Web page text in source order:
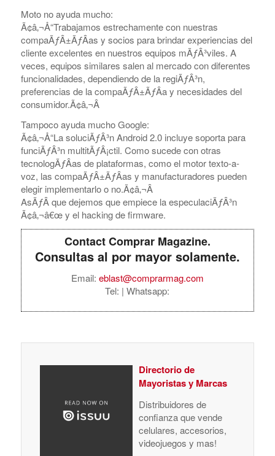
Moto no ayuda mucho:
Ã¢â‚¬Å“Trabajamos estrechamente con nuestras
compaÃƒÂ±ÃƒÂ­as y socios para brindar experiencias del
cliente excelentes en nuestros equipos mÃƒÂ³viles. A
veces, equipos similares salen al mercado con diferentes
funcionalidades, dependiendo de la regiÃƒÂ³n,
preferencias de la compaÃƒÂ±ÃƒÂ­a y necesidades del
consumidor.Ã¢â‚¬Â
Tampoco ayuda mucho Google:
Ã¢â‚¬Å“La soluciÃƒÂ³n Android 2.0 incluye soporta para
funciÃƒÂ³n multitÃƒÂ¡ctil. Como sucede con otras
tecnologÃƒÂ­as de plataformas, como el motor texto-a-
voz, las compaÃƒÂ±ÃƒÂ­as y manufacturadores pueden
elegir implementarlo o no.Ã¢â‚¬Â
AsÃƒÂ­ que dejemos que empiece la especulaciÃƒÂ³n
Ã¢â‚¬â€œ y el hacking de firmware.
Contact Comprar Magazine.
Consultas al por mayor solamente.
Email: eblast@comprarmag.com
Tel: | Whatsapp:
Directorio de
Mayoristas y Marcas
Distribuidores de
confianza que vende
celulares, accesorios,
videojuegos y mas!